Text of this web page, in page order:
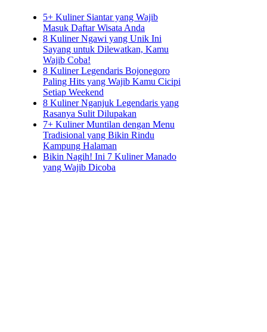
5+ Kuliner Siantar yang Wajib
Masuk Daftar Wisata Anda
8 Kuliner Ngawi yang Unik Ini
Sayang untuk Dilewatkan, Kamu
Wajib Coba!
8 Kuliner Legendaris Bojonegoro
Paling Hits yang Wajib Kamu Cicipi
Setiap Weekend
8 Kuliner Nganjuk Legendaris yang
Rasanya Sulit Dilupakan
7+ Kuliner Muntilan dengan Menu
Tradisional yang Bikin Rindu
Kampung Halaman
Bikin Nagih! Ini 7 Kuliner Manado
yang Wajib Dicoba